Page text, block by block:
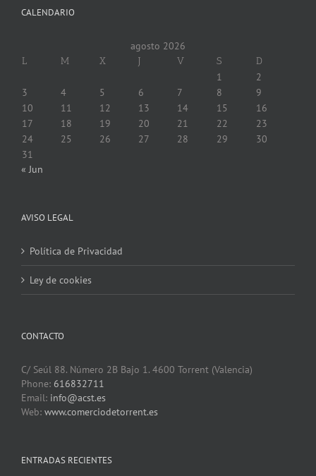
CALENDARIO
agosto 2026
L M X J V S D
1
2
3
4 5 6 7 8
9
10
11 12 13 14 15
16
17
18 19 20 21 22
23
24
25 26 27 28 29
30
31
« Jun
AVISO LEGAL
Política de Privacidad
Ley de cookies
CONTACTO
C/ Seúl 88. Número 2B Bajo 1. 4600 Torrent (Valencia)
Phone: 616832711
Email: info@acst.es
Web: www.comerciodetorrent.es
ENTRADAS RECIENTES